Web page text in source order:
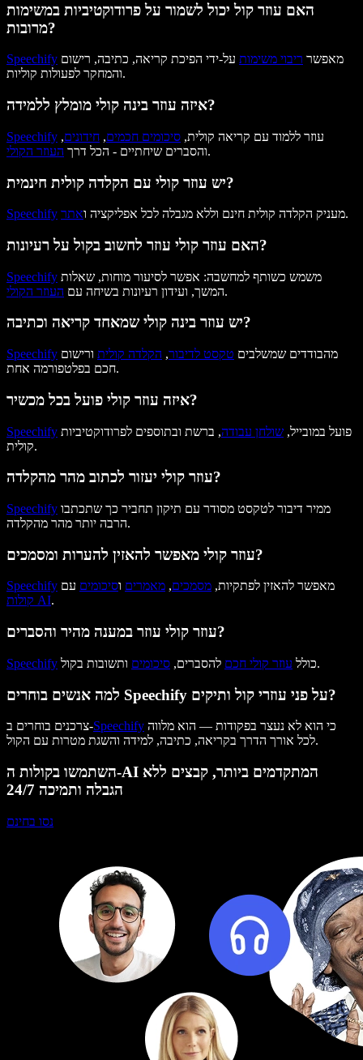
האם עוזר קול יכול לשמור על פרודוקטיביות במשימות
מרובות?
Speechify מאפשר ריבוי משימות על-ידי הפיכת קריאה, כתיבה, רישום
והמחקר לפעולות קוליות.
איזה עוזר בינה קולי מומלץ ללמידה?
Speechify עוזר ללמוד עם קריאה קולית, סיכומים חכמים, חידונים,
והסברים שיחתיים - הכל דרך העוזר הקולי .
יש עוזר קולי עם הקלדה קולית חינמית?
Speechify מעניק הקלדה קולית חינם וללא מגבלה לכל אפליקציה ואתר .
האם עוזר קולי עוזר לחשוב בקול על רעיונות?
Speechify
המשך, ועידון רעיונות בשיחה עם העוזר הקולי .
יש עוזר בינה קולי שמאחד קריאה וכתיבה?
Speechify מהבודדים שמשלבים טקסט לדיבור, הקלדה קולית ורישום
חכם בפלטפורמה אחת.
איזה עוזר קולי פועל בכל מכשיר?
Speechify פועל במובייל, שולחן עבודה, ברשת ובתוספים לפרודוקטיביות
קולית.
עוזר קולי יעזור לכתוב מהר מהקלדה?
Speechify
הרבה יותר מהר מהקלדה.
עוזר קולי מאפשר להאזין להערות ומסמכים?
Speechify מאפשר להאזין לפתקיות, מסמכים, מאמרים וסיכומים עם
קולות AI.
עוזר קולי עוזר במענה מהיר והסברים?
Speechify כולל עוזר קולי חכם להסברים, סיכומים ותשובות בקול.
למה אנשים בוחרים Speechify על פני עוזרי קול ותיקים?
צרכנים בוחרים ב-Speechify
לכל אורך הדרך בקריאה, כתיבה, למידה והשגת מטרות עם הקול.
השתמשו בקולות ה-AI המתקדמים ביותר, קבצים ללא
הגבלה ותמיכה 24/7
נסו בחינם